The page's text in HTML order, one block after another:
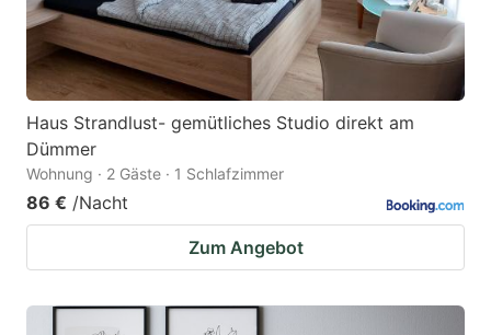
Haus Strandlust- gemütliches Studio direkt am
Dümmer
Wohnung · 2 Gäste · 1 Schlafzimmer
86 € /Nacht
Zum Angebot